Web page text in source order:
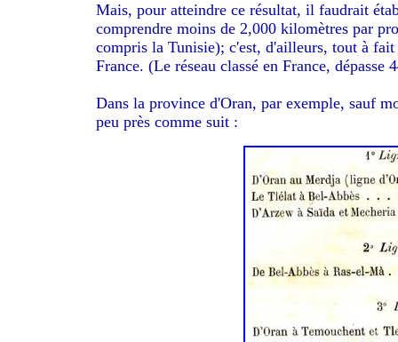
Mais, pour atteindre ce résultat, il faudrait
comprendre moins de 2,000 kilomètres par
compris la Tunisie); c'est, d'ailleurs, tout à
France. (Le réseau classé en France, dépasse
Dans la province d'Oran, par exemple, sauf
peu près comme suit :